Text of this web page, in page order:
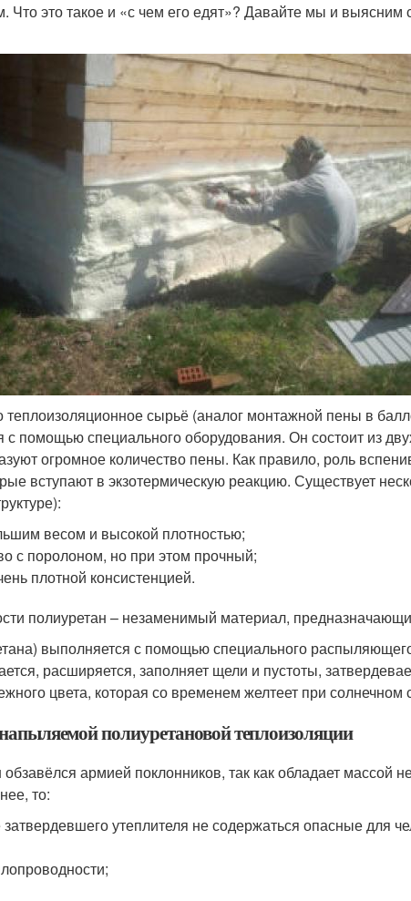
Что это такое и «с чем его едят»? Давайте мы и выясним
сырьё (аналог монтажной пены в
помощью специального оборудования. Он состоит из
огромное количество пены. Как правило, роль
вступают в экзотермическую реакцию. Существует
весом и высокой плотностью;
с поролоном, но при этом прочный;
плотной консистенцией.
полиуретан – незаменимый материал,
выполняется с помощью специального
расширяется, заполняет щели и пустоты,
цвета, которая со временем желтеет при солнечном
полиуретановой теплоизоляции
армией поклонников, так как обладает массой
то:
утеплителя не содержаться опасные для